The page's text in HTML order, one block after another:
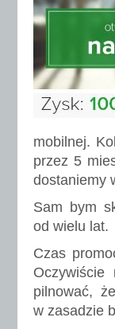
mobilnej.
przez 5
dostaniemy
Sam bym
od wielu lat.
Czas
Oczywiście
pilnować,
w zasadzie